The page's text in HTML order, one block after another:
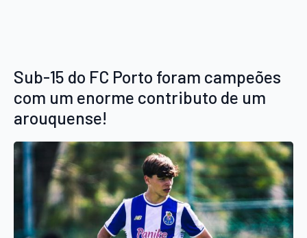
Sub-15 do FC Porto foram campeões
com um enorme contributo de um
arouquense!